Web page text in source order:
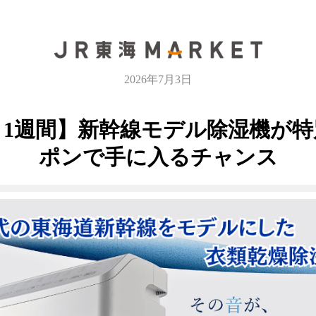
2026年7月3日
週間】新幹線モデル除湿機が
ポンで手に入るチャンス